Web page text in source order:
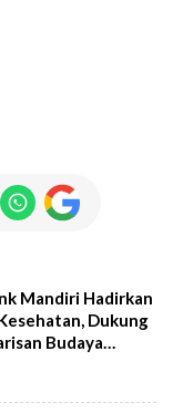
Mandiri Hadirkan
Dukung
Budaya